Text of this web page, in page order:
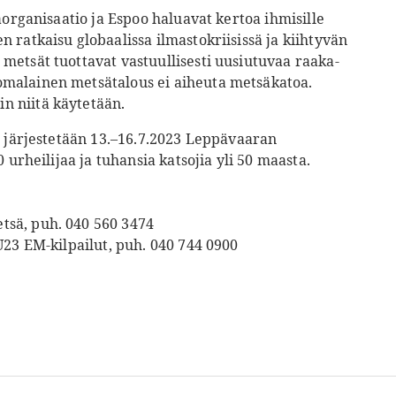
ja Espoo haluavat kertoa ihmisille
ratkaisu globaalissa ilmastokriisissä ja kiihtyvän
tuottavat vastuullisesti uusiutuvaa raaka-
metsätalous ei aiheuta metsäkatoa.
niitä käytetään.
13.–16.7.2023 Leppävaaran
urheilijaa ja tuhansia katsojia yli 50 maasta.
puh. 040 560 3474
EM-kilpailut, puh. 040 744 0900